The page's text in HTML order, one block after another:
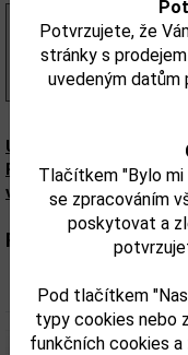
Potvrzujete, že
stránky s
uvedeným datům
Tlačítkem "Bylo
se zpracováním
poskytovat a
Pod tlačítkem
typy cookies nebo
funkčních cookies
25,78 Kčbez DPH
31,00 Kčs
(155,00 Kč/l)
Upozorňujeme, že
Přesné složení a
výrobku. Zkontrolujte
Parametry:
Interní data: